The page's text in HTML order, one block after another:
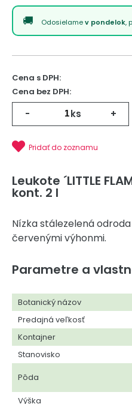
Odosielamev pondelok,
Cena s DPH:
Cena bez DPH:
- ks +
Pridať do zoznamu
Leukote ´LITTLE
kont. 2 l
Nízka stálezelená
červenými výhonmi.
Parametre a
Botanický názov
Predajná veľkosť
Kontajner
Stanovisko
Pôda
Výška